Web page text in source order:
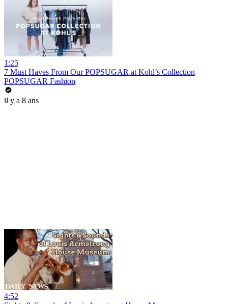
1:25
7 Must Haves From Our POPSUGAR at Kohl’s Collection
POPSUGAR Fashion
il y a 8 ans
4:52